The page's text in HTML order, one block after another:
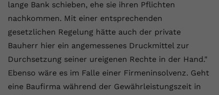
lange Bank schieben, ehe sie ihren Pflichten
nachkommen. Mit einer entsprechenden
gesetzlichen Regelung hätte auch der private
Bauherr hier ein angemessenes Druckmittel zur
Durchsetzung seiner ureigenen Rechte in der Hand."
Ebenso wäre es im Falle einer Firmeninsolvenz. Geht
eine Baufirma während der Gewährleistungszeit in
Zweck
YouTube setzt dieses Cookie über
eingebettete YouTube-Videos und
registriert anonyme statistische Daten.
Name yt-remote-device-id